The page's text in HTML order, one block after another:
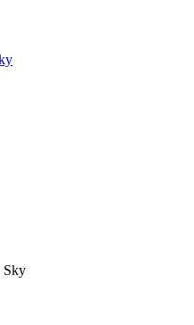
Sky